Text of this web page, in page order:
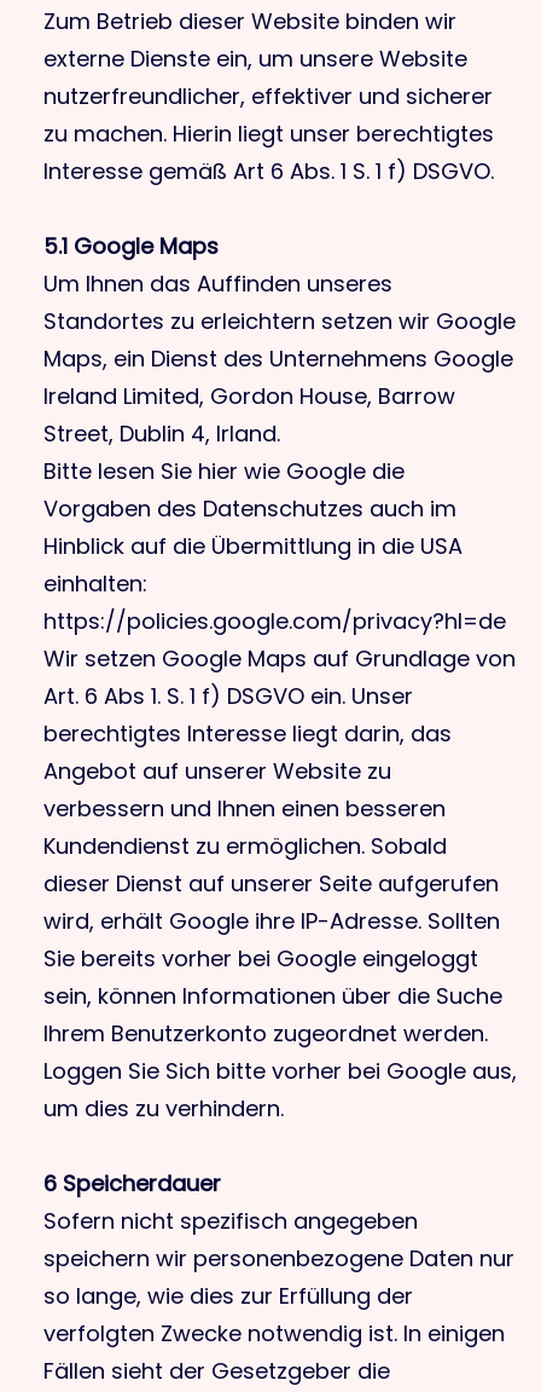
Zum Betrieb dieser Website binden wir
externe Dienste ein, um unsere Website
nutzerfreundlicher, effektiver und sicherer
zu machen. Hierin liegt unser berechtigtes
Interesse gemäß Art 6 Abs. 1 S. 1 f) DSGVO.
5.1 Google Maps
Um Ihnen das Auffinden unseres
Standortes zu erleichtern setzen wir Google
Maps, ein Dienst des Unternehmens Google
Ireland Limited, Gordon House, Barrow
Street, Dublin 4, Irland.
Bitte lesen Sie hier wie Google die
Vorgaben des Datenschutzes auch im
Hinblick auf die Übermittlung in die USA
einhalten:
https://policies.google.com/privacy?hl=de
Wir setzen Google Maps auf Grundlage von
Art. 6 Abs 1. S. 1 f) DSGVO ein. Unser
berechtigtes Interesse liegt darin, das
Angebot auf unserer Website zu
verbessern und Ihnen einen besseren
Kundendienst zu ermöglichen. Sobald
dieser Dienst auf unserer Seite aufgerufen
wird, erhält Google ihre IP-Adresse. Sollten
Sie bereits vorher bei Google eingeloggt
sein, können Informationen über die Suche
Ihrem Benutzerkonto zugeordnet werden.
Loggen Sie Sich bitte vorher bei Google aus,
um dies zu verhindern.
6 Speicherdauer
Sofern nicht spezifisch angegeben
speichern wir personenbezogene Daten nur
so lange, wie dies zur Erfüllung der
verfolgten Zwecke notwendig ist. In einigen
Fällen sieht der Gesetzgeber die